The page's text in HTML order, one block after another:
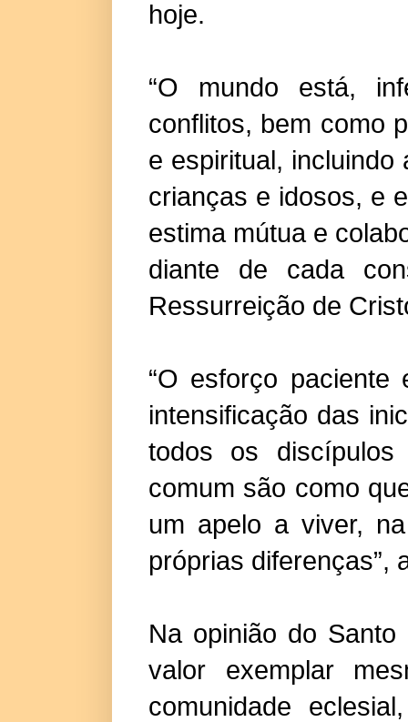
hoje.
“O mundo está,
conflitos, bem como
e espiritual,
crianças e idosos, e
estima mútua e
diante de cada
Ressurreição de
“O esforço
intensificação das
todos os
comum são como
um apelo a viver,
próprias diferenças”,
Na opinião do Santo
valor exemplar
comunidade